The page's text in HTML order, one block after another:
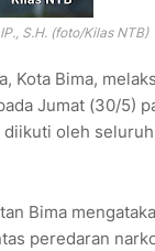
S.H. (foto/Kilas NTB)
Kota Bima,
Jumat (30/5)
diikuti oleh
Bima
peredaran